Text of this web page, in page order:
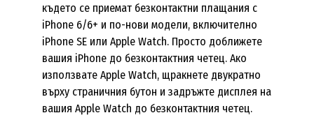
където се приемат безконтактни плащания с
iPhone 6/6+ и по-нови модели, включително
iPhone SE или Apple Watch. Просто доближете
вашия iPhone до безконтактния четец. Ако
използвате Apple Watch, щракнете двукратно
върху страничния бутон и задръжте дисплея на
вашия Apple Watch до безконтактния четец.